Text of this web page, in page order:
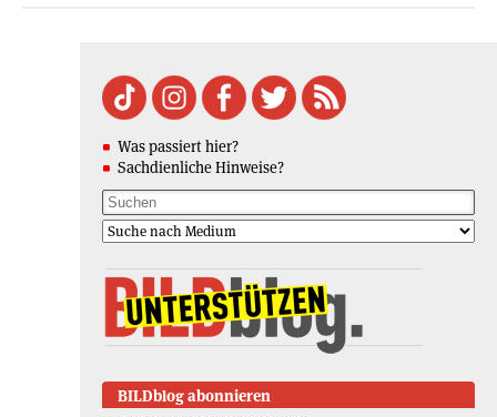
Was passiert hier?
Sachdienliche Hinweise?
BILDblog abonnieren